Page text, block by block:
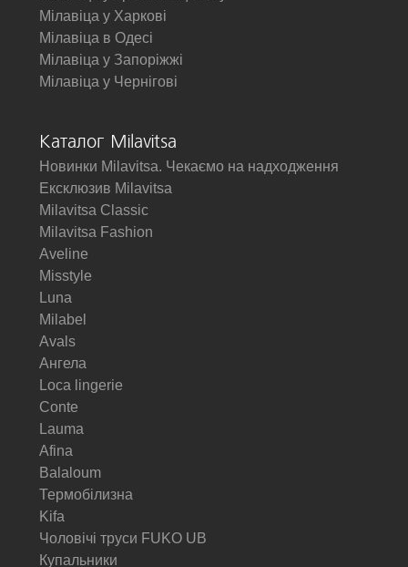
Мілавіца у Харкові
Мілавіца в Одесі
Мілавіца у Запоріжжі
Мілавіца у Чернігові
Каталог Milavitsa
Новинки Milavitsa. Чекаємо на надходження
Ексклюзив Milavitsa
Milavitsa Classic
Milavitsa Fashion
Aveline
Misstyle
Luna
Milabel
Avals
Ангела
Loca lingerie
Conte
Lauma
Afina
Balaloum
Термобілизна
Kifa
Чоловічі труси FUKO UB
Купальники